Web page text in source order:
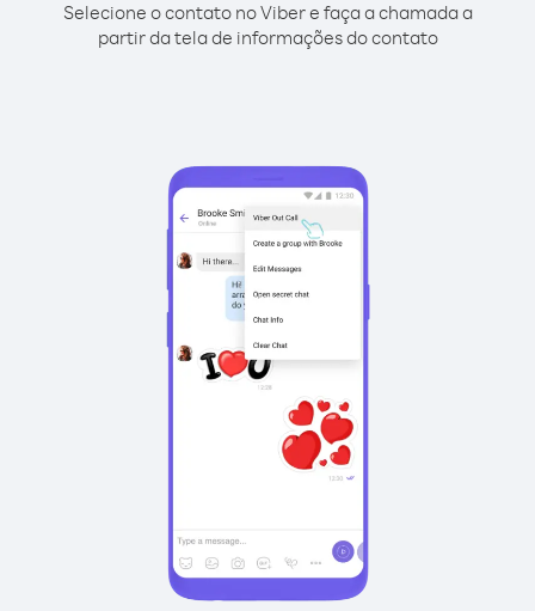
Selecione o contato no Viber e faça a chamada a
partir da tela de informações do contato